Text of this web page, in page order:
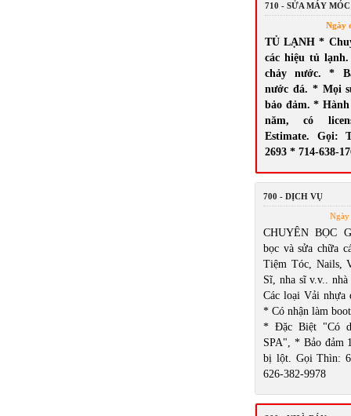
710 - SỬA MÁY MÓC
Ngày
TỦ LẠNH *
các hiệu tủ
chảy nước. *
nước đá. * Mọi
bảo đảm. *
năm, có
Estimate. Gọi:
2693 * 714-638-
700 - DỊCH VỤ
Ngày
CHUYÊN BỌC
bọc và sửa chữa
Tiệm Tóc, Nails,
Sĩ, nha sĩ v.v..
Các loại Vải nhựa
* Có nhận làm
* Đặc Biệt "Có
SPA", * Bảo đảm
bị lột. Gọi Thìn:
626-382-9978